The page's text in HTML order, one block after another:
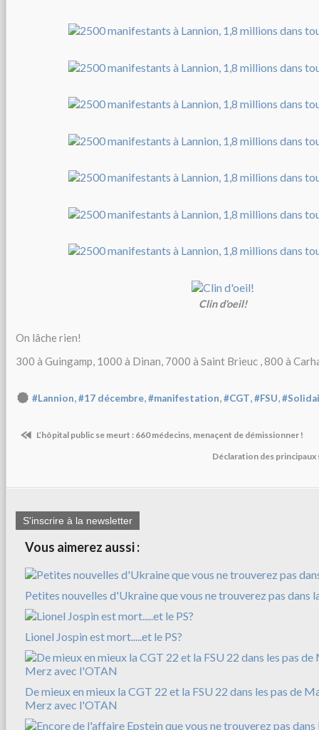
Clin d'oeil!
On lâche rien!
300 à Guingamp, 1000 à Dinan, 7000 à Saint Brieuc , 800 à
#Lannion,#17 décembre,#manifestation,#CGT,#FSU,
L’hôpital public se meurt : 660 médecins, menaçent de démissionner !
Déclaration des
S'inscrire à la newsletter
Vous aimerez aussi :
Petites nouvelles d'Ukraine que vous ne trouverez pas dans
Lionel Jospin est mort.....et le PS?
De mieux en mieux la CGT 22 et la FSU 22 dans les pas de
Merz avec l'OTAN